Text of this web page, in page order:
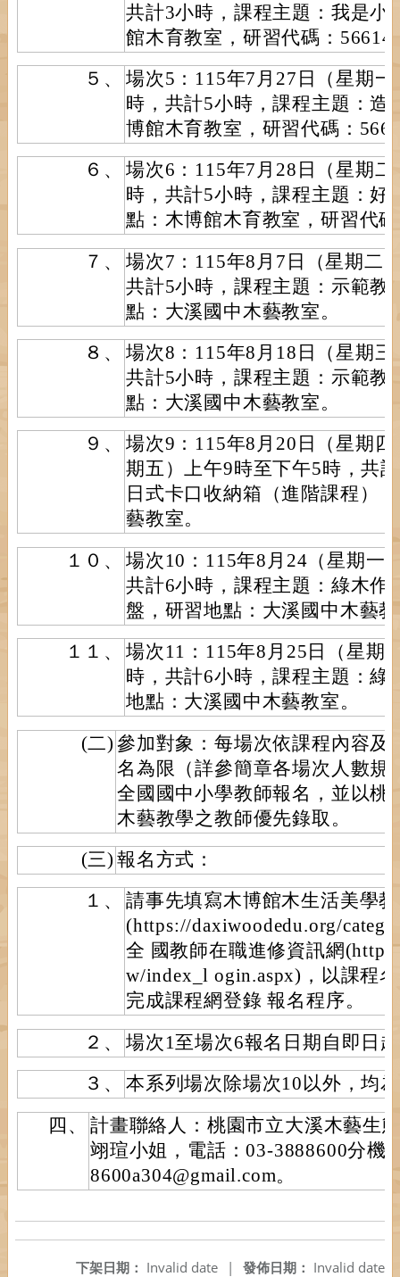
共計3小時，課程主題：我是小
館木育教室，研習代碼：
５、
場次5：115年7月27日（星期
時，共計5小時，課程主題：造
博館木育教室，研習代碼：
６、
場次6：115年7月28日（星期
時，共計5小時，課程主題：好
點：木博館木育教室，研習代
７、
場次7：115年8月7日（星期二
共計5小時，課程主題：示範教
點：大溪國中木藝教室。
８、
場次8：115年8月18日（星期
共計5小時，課程主題：示範教
點：大溪國中木藝教室。
９、
場次9：115年8月20日（星期
期五）上午9時至下午5時，共
日式卡口收納箱（進階課程）
藝教室。
１０、
場次10：115年8月24（星期一
共計6小時，課程主題：綠木作
盤，研習地點：大溪國中木藝
１１、
場次11：115年8月25日（星期
時，共計6小時，課程主題：綠
地點：大溪國中木藝教室。
(二) 參加對象：每場次依課程內容及
名為限（詳參簡章各場次人數規
全國國中小學教師報名，並以桃
木藝教學之教師優先錄取。
(三) 報名方式：
１、
請事先填寫木博館木生活美學
(https://daxiwoodedu.org/
全 國教師在職進修資訊網
w/index_l ogin.aspx)，以課程
完成課程網登錄 報名程序。
２、
場次1至場次6報名日期自即日
３、
本系列場次除場次10以外，均
四、
計畫聯絡人：桃園市立大溪木藝生
翊瑄小姐，電話：03-3888600分機
8600a304@gmail.com。
發佈日期： Invalid date
下架日期： Invalid date
|